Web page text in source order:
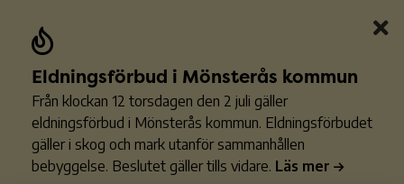
Eldningsförbud i Mönsterås kommun
Från klockan 12 torsdagen den 2 juli gäller
eldningsförbud i Mönsterås kommun. Eldningsförbudet
gäller i skog och mark utanför sammanhållen
bebyggelse. Beslutet gäller tills vidare. Läs mer